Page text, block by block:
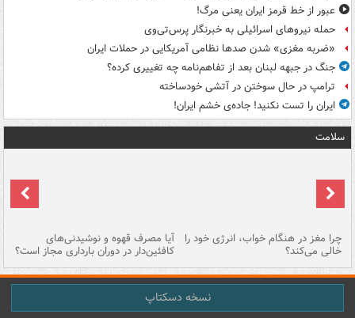
عبور از خط قرمز ایران یعنی مرگ!
حمله نیروهای اسرائیلی به خبرنگار پرس‌تی‌وی
«ضربه مغزی» شدن صدها نظامی آمریکایی در حملات ایران
جنگ در جبهه لبنان بعد از تفاهم‌نامه چه تغییری کرده؟
ترامپ در حال سوختن در آتشی خودساخته
ایران را تست نکنید! جاده‌ی خشم ایران!
سلامت
چرا مغز در هنگام خواب، انرژی خود را
خالی می‌کند؟
آیا مصرف قهوه و نوشیدنی‌های
کافئین‌دار در دوران بارداری مجاز است؟
نسخه دسکتاپ